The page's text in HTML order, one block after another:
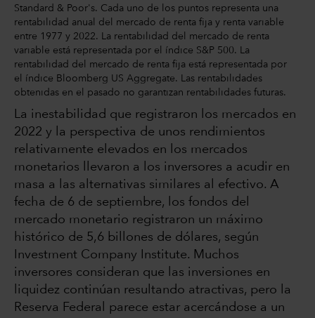
Standard & Poor's. Cada uno de los puntos representa una
rentabilidad anual del mercado de renta fija y renta variable
entre 1977 y 2022. La rentabilidad del mercado de renta
variable está representada por el índice S&P 500. La
rentabilidad del mercado de renta fija está representada por
el índice Bloomberg US Aggregate. Las rentabilidades
obtenidas en el pasado no garantizan rentabilidades futuras.
La inestabilidad que registraron los mercados en
2022 y la perspectiva de unos rendimientos
relativamente elevados en los mercados
monetarios llevaron a los inversores a acudir en
masa a las alternativas similares al efectivo. A
fecha de 6 de septiembre, los fondos del
mercado monetario registraron un máximo
histórico de 5,6 billones de dólares, según
Investment Company Institute. Muchos
inversores consideran que las inversiones en
liquidez continúan resultando atractivas, pero la
Reserva Federal parece estar acercándose a un